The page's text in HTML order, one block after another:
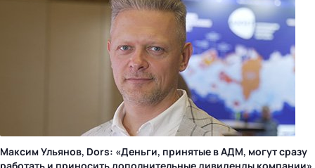
Максим Ульянов, Dors: «Деньги, принятые в АДМ, могут сразу
работать и приносить дополнительные дивиденды компании»